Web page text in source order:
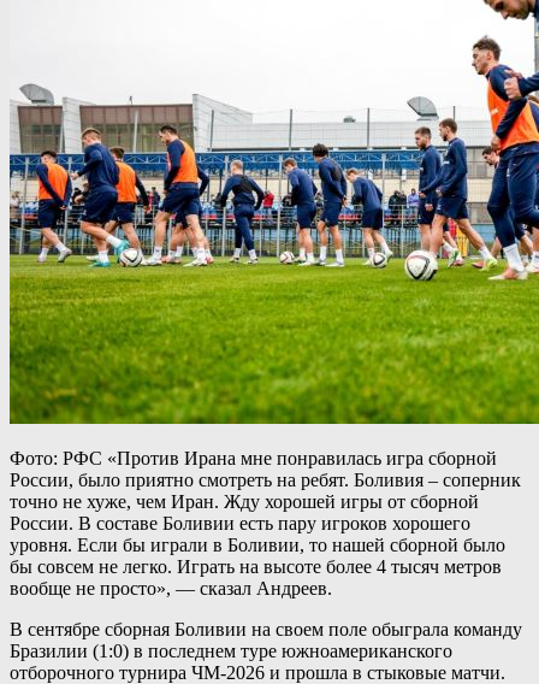
Фото: РФС «Против Ирана мне понравилась игра сборной
России, было приятно смотреть на ребят. Боливия – соперник
точно не хуже, чем Иран. Жду хорошей игры от сборной
России. В составе Боливии есть пару игроков хорошего
уровня. Если бы играли в Боливии, то нашей сборной было
бы совсем не легко. Играть на высоте более 4 тысяч метров
вообще не просто», — сказал Андреев.
В сентябре сборная Боливии на своем поле обыграла команду
Бразилии (1:0) в последнем туре южноамериканского
отборочного турнира ЧМ-2026 и прошла в стыковые матчи.